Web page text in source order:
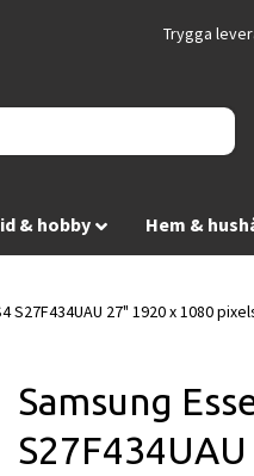
Trygga
& hobby Hem &
S27F434UAU 27" 1920 x 1080
Samsung